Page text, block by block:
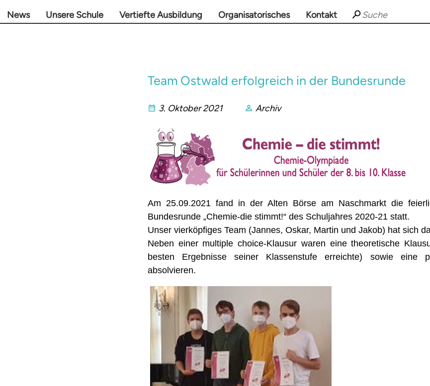
News Unsere Schule Vertiefte Ausbildung Organisatorisches Kontakt
Team Ostwald erfolgreich in der Bundesrunde
3. Oktober 2021 Archiv
Am 25.09.2021 fand in der Alten Börse am Naschmarkt die
Bundesrunde „Chemie-die stimmt!“ des Schuljahres 2020-21 statt.
Unser vierköpfiges Team (Jannes, Oskar, Martin und Jakob) hat sich
Neben einer multiple choice-Klausur waren eine theoretische
besten Ergebnisse seiner Klassenstufe erreichte) sowie eine
absolvieren.